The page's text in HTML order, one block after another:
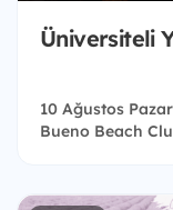
Üniversiteli
10 Ağustos
Bueno Beach